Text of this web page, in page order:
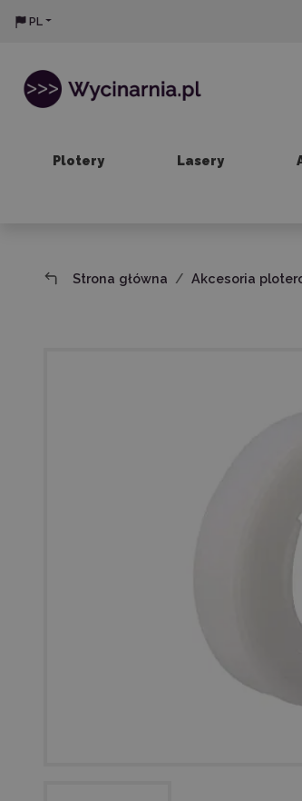
PL
Plotery Lasery
Strona główna Akcesoria